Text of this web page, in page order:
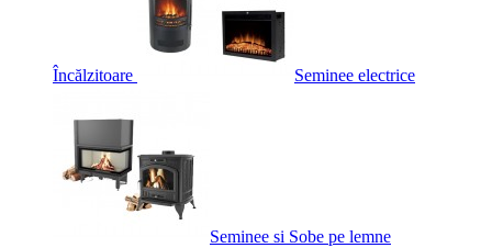
Încălzitoare Seminee electrice
Seminee si Sobe pe lemne